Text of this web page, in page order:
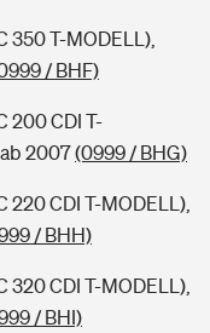
350 T-MODELL),
/ BHF)
200 CDI T-
2007(0999 / BHG)
220 CDI T-MODELL),
/ BHH)
320 CDI T-MODELL),
/ BHI)